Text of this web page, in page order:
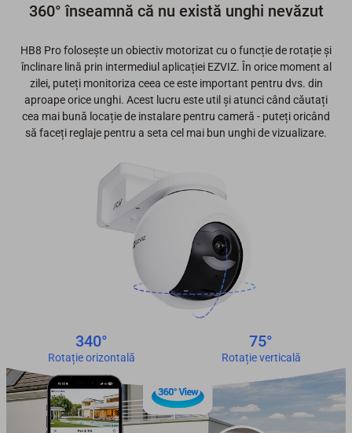
360° înseamnă că nu există unghi nevăzut
HB8 Pro folosește un obiectiv motorizat cu o funcție de rotație și
înclinare lină prin intermediul aplicației EZVIZ. În orice moment al
zilei, puteți monitoriza ceea ce este important pentru dvs. din
aproape orice unghi. Acest lucru este util și atunci când căutați
cea mai bună locație de instalare pentru cameră - puteți oricând
să faceți reglaje pentru a seta cel mai bun unghi de vizualizare.
340°
Rotație orizontală
75°
Rotație verticală